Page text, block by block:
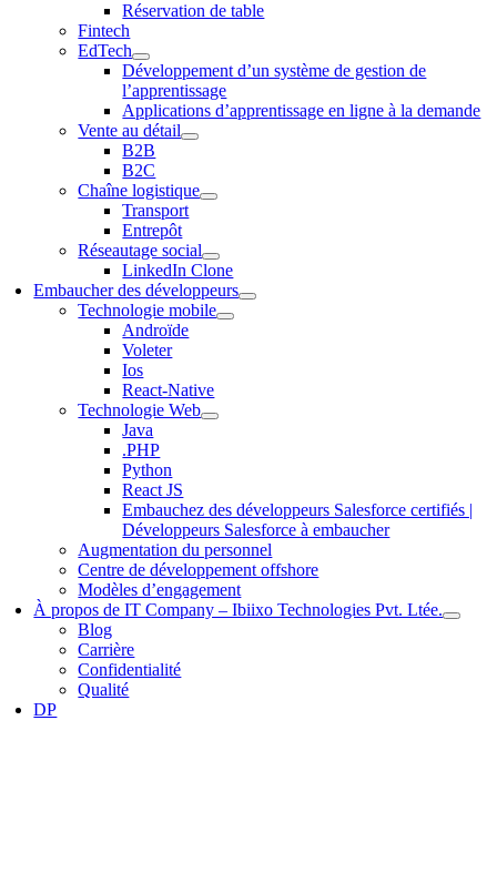
Réservation de table
Fintech
EdTech
Développement d’un système de gestion de
l’apprentissage
Applications d’apprentissage en ligne à la demande
Vente au détail
B2B
B2C
Chaîne logistique
Transport
Entrepôt
Réseautage social
LinkedIn Clone
Embaucher des développeurs
Technologie mobile
Androïde
Voleter
Ios
React-Native
Technologie Web
Java
.PHP
Python
React JS
Embauchez des développeurs Salesforce certifiés |
Développeurs Salesforce à embaucher
Augmentation du personnel
Centre de développement offshore
Modèles d’engagement
À propos de IT Company – Ibiixo Technologies Pvt. Ltée.
Blog
Carrière
Confidentialité
Qualité
DP